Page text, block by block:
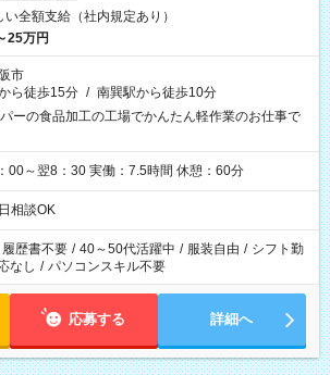
い全額支給（社内規定あり）
25万円
市
ら徒歩15分 / 南巽駅から徒歩10分
ーの食品加工の工場でかんたん軽作業のお仕事で
00～翌8：30 実働：7.5時間 休憩：60分
相談OK
履歴書不要 / 40～50代活躍中 / 服装自由 / シフト勤
なし / パソコンスキル不要
応募する 詳細へ